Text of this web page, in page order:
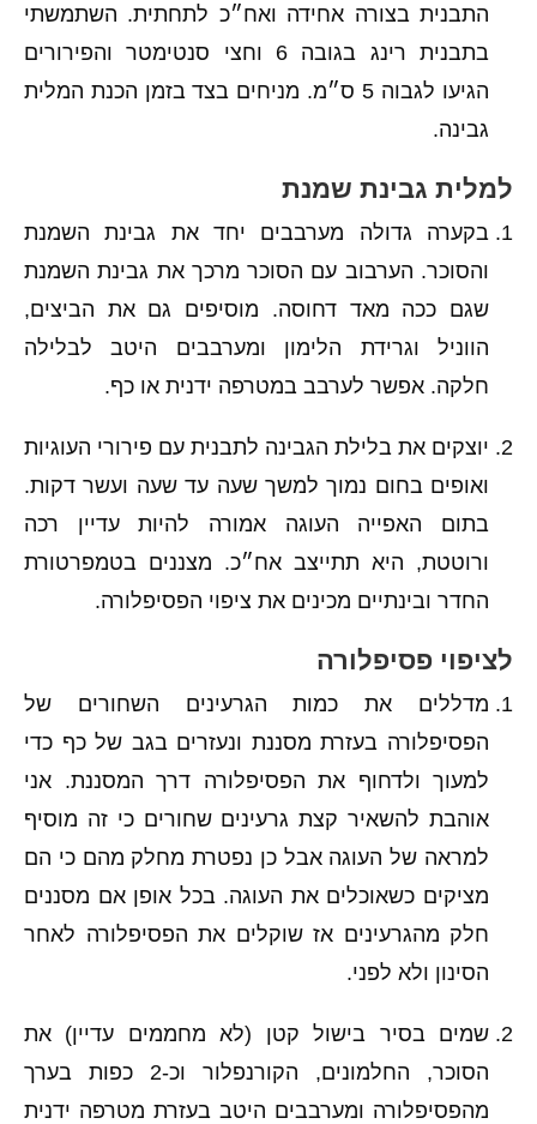
התבנית בצורה אחידה ואח״כ לתחתית. השתמשתי
בתבנית רינג בגובה 6 וחצי סנטימטר והפירורים
הגיעו לגבוה 5 ס״מ. מניחים בצד בזמן הכנת המלית
גבינה.
למלית גבינת שמנת
בקערה גדולה מערבבים יחד את גבינת השמנת
והסוכר. הערבוב עם הסוכר מרכך את גבינת השמנת
שגם ככה מאד דחוסה. מוסיפים גם את הביצים,
הווניל וגרידת הלימון ומערבבים היטב לבלילה
חלקה. אפשר לערבב במטרפה ידנית או כף.
יוצקים את בלילת הגבינה לתבנית עם פירורי העוגיות
ואופים בחום נמוך למשך שעה עד שעה ועשר דקות.
בתום האפייה העוגה אמורה להיות עדיין רכה
ורוטטת, היא תתייצב אח״כ. מצננים בטמפרטורת
החדר ובינתיים מכינים את ציפוי הפסיפלורה.
לציפוי פסיפלורה
מדללים את כמות הגרעינים השחורים של
הפסיפלורה בעזרת מסננת ונעזרים בגב של כף כדי
למעוך ולדחוף את הפסיפלורה דרך המסננת. אני
אוהבת להשאיר קצת גרעינים שחורים כי זה מוסיף
למראה של העוגה אבל כן נפטרת מחלק מהם כי הם
מציקים כשאוכלים את העוגה. בכל אופן אם מסננים
חלק מהגרעינים אז שוקלים את הפסיפלורה לאחר
הסינון ולא לפני.
שמים בסיר בישול קטן (לא מחממים עדיין) את
הסוכר, החלמונים, הקורנפלור וכ-2 כפות בערך
מהפסיפלורה ומערבבים היטב בעזרת מטרפה ידנית